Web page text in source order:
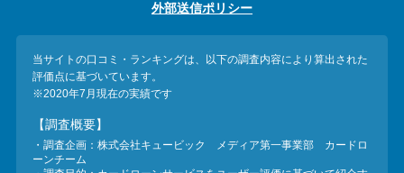
外部送信ポリシー
当サイトの口コミ・ランキングは、以下の調査内容により算出された
評価点に基づいています。
※2020年7月現在の実績です
【調査概要】
・調査企画：株式会社キュービック メディア第一事業部 カードロ
ーンチーム